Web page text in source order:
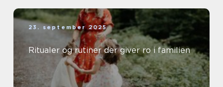
23. september 2025
Ritualer og rutiner der giver ro i familien